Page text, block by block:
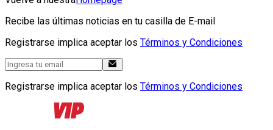
Recibe las últimas noticias en tu casilla de E-mail
Registrarse implica aceptar los Términos y Condiciones
Registrarse implica aceptar los Términos y Condiciones